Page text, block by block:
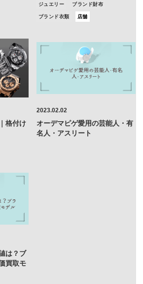
ジュエリー ブランド財布
ブランド衣類 店舗
格付け
2023.02.02
オーデマピゲ愛用の芸能人・有
名人・アスリート
は？ブ
買取モ